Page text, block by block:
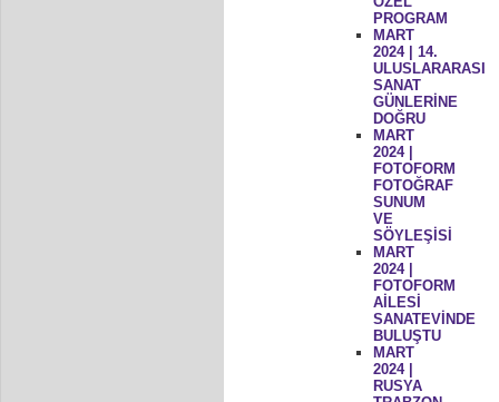
PROGRAM
MART
2024 | 14.
ULUSLARARASI
SANAT
GÜNLERİNE
DOĞRU
MART
2024 |
FOTOFORM
FOTOĞRAF
SUNUM
VE
SÖYLEŞİSİ
MART
2024 |
FOTOFORM
AİLESİ
SANATEVİNDE
BULUŞTU
MART
2024 |
RUSYA